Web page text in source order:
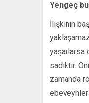
Yengeç
İlişkinin
yaşarlarsa
sadıktır.
zamanda
ebeveynler